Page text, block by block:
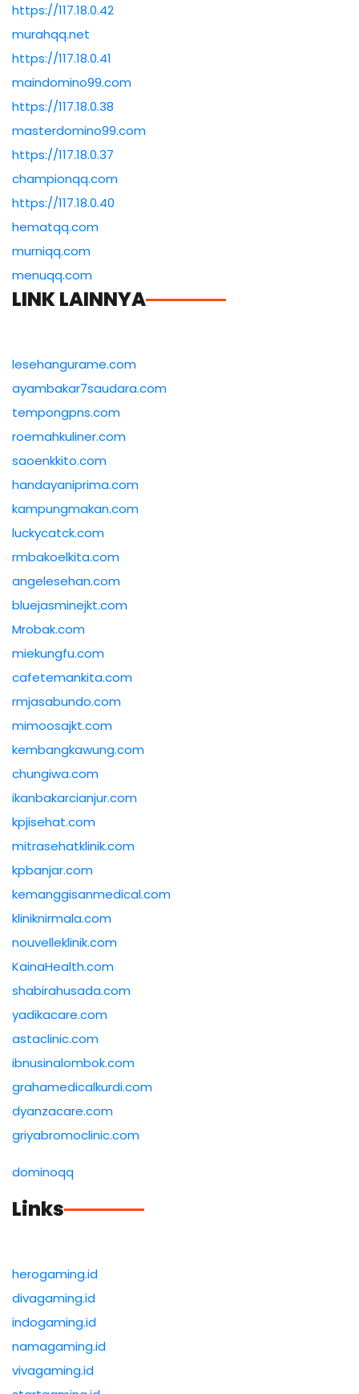
https://117.18.0.42
murahqq.net
https://117.18.0.41
maindomino99.com
https://117.18.0.38
masterdomino99.com
https://117.18.0.37
championqq.com
https://117.18.0.40
hematqq.com
murniqq.com
menuqq.com
LINK LAINNYA
lesehangurame.com
ayambakar7saudara.com
tempongpns.com
roemahkuliner.com
saoenkkito.com
handayaniprima.com
kampungmakan.com
luckycatck.com
rmbakoelkita.com
angelesehan.com
bluejasminejkt.com
Mrobak.com
miekungfu.com
cafetemankita.com
rmjasabundo.com
mimoosajkt.com
kembangkawung.com
chungiwa.com
ikanbakarcianjur.com
kpjisehat.com
mitrasehatklinik.com
kpbanjar.com
kemanggisanmedical.com
kliniknirmala.com
nouvelleklinik.com
KainaHealth.com
shabirahusada.com
yadikacare.com
astaclinic.com
ibnusinalombok.com
grahamedicalkurdi.com
dyanzacare.com
griyabromoclinic.com
dominoqq
Links
herogaming.id
divagaming.id
indogaming.id
namagaming.id
vivagaming.id